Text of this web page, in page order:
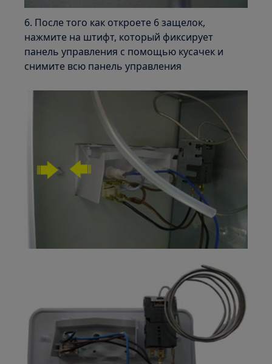
6. После того как откроете 6 защелок,
нажмите на штифт, который фиксирует
панель управления с помощью кусачек и
снимите всю панель управления